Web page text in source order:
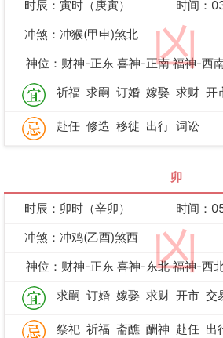
凶
时辰：寅时（庚寅）
时间：
冲煞：冲猴(甲申)煞北
神位：财神-正东 喜神-正南 福神-西
祈福 求嗣 订婚 嫁娶 求财 开
赴任 修造 移徙 出行 词讼
卯
凶
时辰：卯时（辛卯）
时间：
冲煞：冲鸡(乙酉)煞西
神位：财神-正东 喜神-东北 福神-西
求嗣 订婚 嫁娶 求财 开市 交
祭祀 祈福 斋醮 酬神 赴任 出